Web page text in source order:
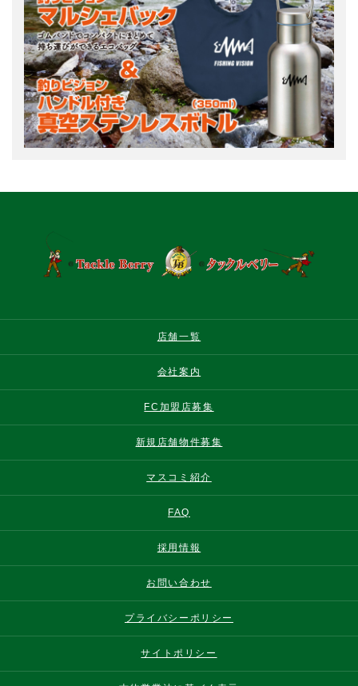
店舗一覧
会社案内
FC加盟店募集
新規店舗物件募集
マスコミ紹介
FAQ
採用情報
お問い合わせ
プライバシーポリシー
サイトポリシー